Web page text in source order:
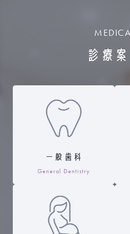
診療
一般歯科
General Dentistry